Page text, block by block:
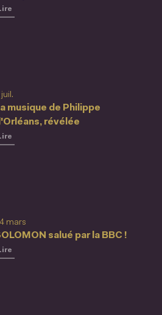
musique de Philippe
révélée
juil.
salué par la BBC !
mars